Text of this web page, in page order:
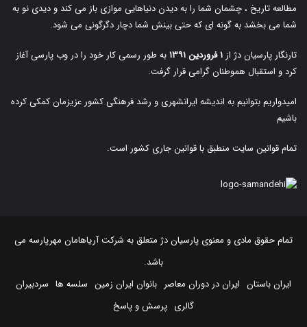
مطالعه تاریخ ، چشمان شما را به دیدن دنیاهایی موازی باز می کند و دیدی نو به
شما می بخشد به گونه ای که حتی بینش شما دچار دگرگونی می شود.
تارنگار پارسیان دژ از ۱ فروردین ۱۳۹۱
به طور رسمی کار خود را در وب پارسی آغاز
کرد و استقبال هموطنان گرامی قرار گرفت.
امیدواریم بتوانیم به اندیشه ایرانشهری و رشد فرهنگی کشور عزیزمان کمکی کرده
باشیم
تمام قوانین سایت منطبق با قوانین جاری کشور است.
تمام حقوق مادی و معنوی پارسیان دژ متعلق به شرکت آریاهامان مهرپارسه می
باشد.
ایران باستان ایران در دوران معاصر بانوان ایران زمین سلسه ها سردبیران
گالری پرسش و پاسخ